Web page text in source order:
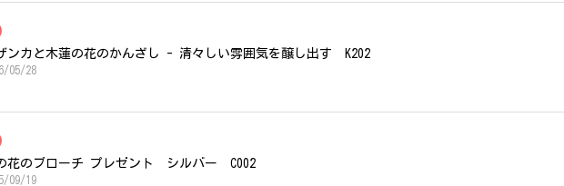
ンカと木蓮の花のかんざし - 清々しい雰囲気を醸し出す K202
05/28
花のブローチ プレゼント シルバー C002
09/19